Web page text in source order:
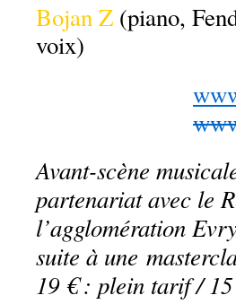
Bojan Z (piano,
voix)
Avant-scène
partenariat avec le
l’agglomération
suite à une
19 € : plein tarif /